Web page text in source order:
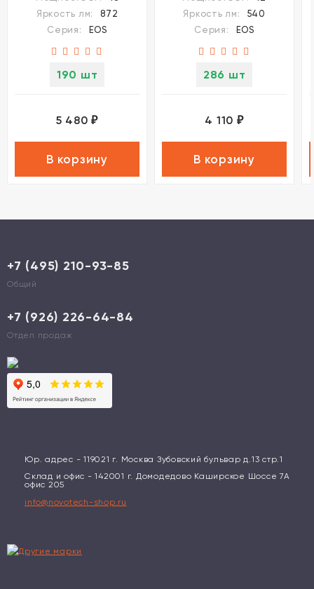
Novotech IP20 LED 18W
220V
2700К/3200К/4000К
EOS
Яркость лм:
872
Серия:
EOS
190 шт
5 480₽
В корзину
Novotech IP20 LED 12W
2700К/3200К/4000К
220V EOS
Яркость лм:
540
Серия:
EOS
286 шт
4 110 ₽
В корзину
+7 (495) 210-93-85
Общий
+7 (926) 226-64-84
Отдел продаж
Юр. адрес - 119021 г. Москва Зубовский бульвар д.13 стр.1
Склад и офис - 142001 г. Домодедово Каширское Шоссе 7А
офис 205
info@novotech-shop.ru